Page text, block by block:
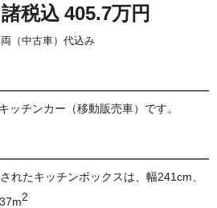
税込 405.7万円
（中古車）代込み
ッチンカー（移動販売車）です。
れたキッチンボックスは、幅241cm、
m2